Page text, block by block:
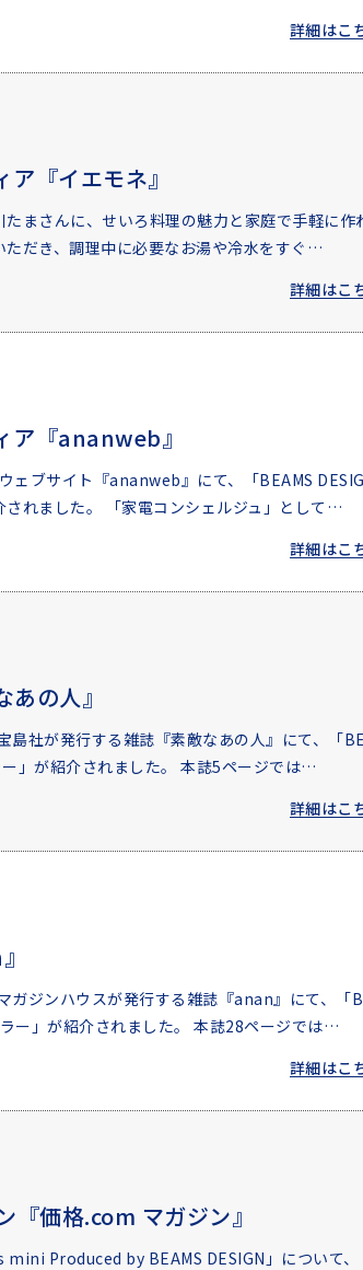
詳細はこ
ア『イエモネ』
まさんに、せいろ料理の魅力と家庭で手軽に作
ただき、調理中に必要なお湯や冷水をすぐ…
詳細はこ
ア『ananweb』
ェブサイト『ananweb』にて、「BEAMS
されました。 「家電コンシェルジュ」として…
詳細はこ
の人』
島社が発行する雑誌『素敵なあの人』にて、「
」が紹介されました。 本誌5ページでは…
詳細はこ
ガジンハウスが発行する雑誌『anan』にて、「
ー」が紹介されました。 本誌28ページでは…
詳細はこ
『価格.com マガジン』
mini Produced by BEAMS DESIGN」について、